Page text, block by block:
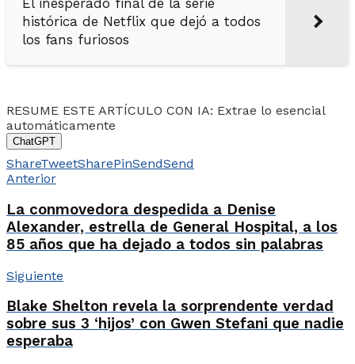
El inesperado final de la serie
histórica de Netflix que dejó a todos
los fans furiosos
RESUME ESTE ARTÍCULO CON IA: Extrae lo esencial
automáticamente
ChatGPT
ShareTweetSharePinSendSend
Anterior
La conmovedora despedida a Denise
Alexander, estrella de General Hospital, a los
85 años que ha dejado a todos sin palabras
Siguiente
Blake Shelton revela la sorprendente verdad
sobre sus 3 ‘hijos’ con Gwen Stefani que nadie
esperaba